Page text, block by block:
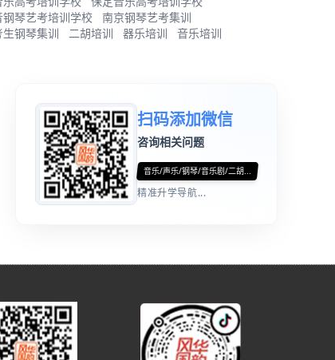
钢琴艺考培训学校
南京钢琴艺考集训
钢琴集训 二胡培训 器乐培训
音乐培训
扫码添加微信
咨询相关问题
音乐/声乐/钢琴/音乐剧/二胡...
精准升学导航...